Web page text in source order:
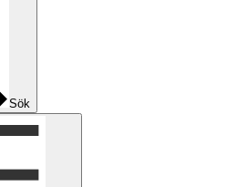
Sök